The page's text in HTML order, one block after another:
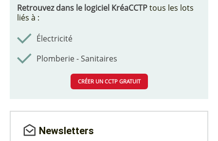
Retrouvez dans le logiciel KréaCCTPtous les lots
liés à :
Électricité
Plomberie - Sanitaires
CRÉER UN CCTP GRATUIT
Newsletters